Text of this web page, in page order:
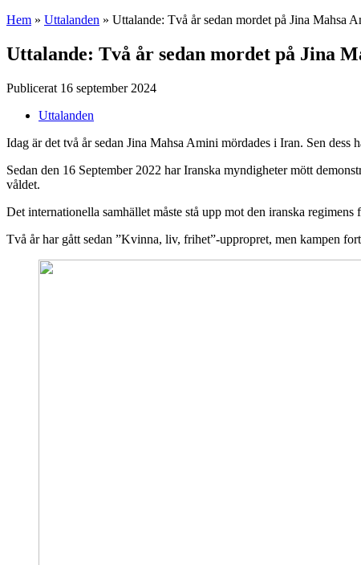
Hem » Uttalanden » Uttalande: Två år sedan mordet på Jina Mahsa
Uttalande: Två år sedan mordet på Jina
Publicerat 16 september 2024
Uttalanden
Idag är det två år sedan Jina Mahsa Amini mördades i Iran. Sen dess
Sedan den 16 September 2022 har Iranska myndigheter mött
våldet.
Det internationella samhället måste stå upp mot den iranska
Två år har gått sedan ”Kvinna, liv, frihet”-uppropret, men kampen